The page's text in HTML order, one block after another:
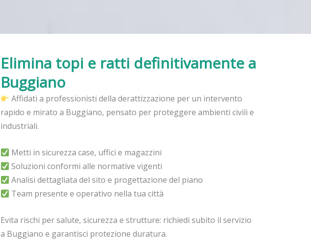
Elimina topi e ratti definitivamente a
Buggiano
Affidati a professionisti della derattizzazione per un intervento
rapido e mirato a Buggiano, pensato per proteggere ambienti civili e
industriali.
Metti in sicurezza case, uffici e magazzini
Soluzioni conformi alle normative vigenti
Analisi dettagliata del sito e progettazione del piano
Team presente e operativo nella tua città
Evita rischi per salute, sicurezza e strutture: richiedi subito il servizio
a Buggiano e garantisci protezione duratura.